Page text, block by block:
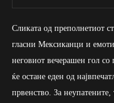
Сликата од преполнетиот
гласни Мексиканци и
неговиот вечерашен гол со
ќе остане еден од
првенство. За